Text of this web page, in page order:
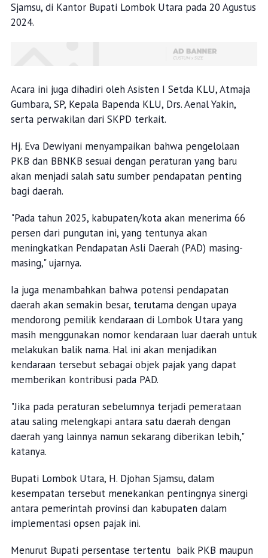
Sjamsu, di Kantor Bupati Lombok Utara pada 20 Agustus
2024.
Acara ini juga dihadiri oleh Asisten I Setda KLU, Atmaja
Gumbara, SP, Kepala Bapenda KLU, Drs. Aenal Yakin,
serta perwakilan dari SKPD terkait.
Hj. Eva Dewiyani menyampaikan bahwa pengelolaan
PKB dan BBNKB sesuai dengan peraturan yang baru
akan menjadi salah satu sumber pendapatan penting
bagi daerah.
"Pada tahun 2025, kabupaten/kota akan menerima 66
persen dari pungutan ini, yang tentunya akan
meningkatkan Pendapatan Asli Daerah (PAD) masing-
masing," ujarnya.
Ia juga menambahkan bahwa potensi pendapatan
daerah akan semakin besar, terutama dengan upaya
mendorong pemilik kendaraan di Lombok Utara yang
masih menggunakan nomor kendaraan luar daerah untuk
melakukan balik nama. Hal ini akan menjadikan
kendaraan tersebut sebagai objek pajak yang dapat
memberikan kontribusi pada PAD.
"Jika pada peraturan sebelumnya terjadi pemerataan
atau saling melengkapi antara satu daerah dengan
daerah yang lainnya namun sekarang diberikan lebih,"
katanya.
Bupati Lombok Utara, H. Djohan Sjamsu, dalam
kesempatan tersebut menekankan pentingnya sinergi
antara pemerintah provinsi dan kabupaten dalam
implementasi opsen pajak ini.
Menurut Bupati persentase tertentu baik PKB maupun